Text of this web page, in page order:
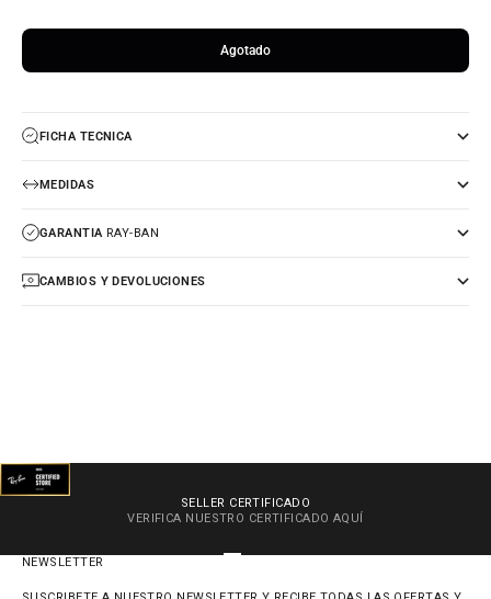
Agotado
FICHA TECNICA
MEDIDAS
GARANTIARAY-BAN
CAMBIOS Y DEVOLUCIONES
SELLER CERTIFICADO
VERIFICA NUESTRO CERTIFICADO AQUÍ
NEWSLETTER